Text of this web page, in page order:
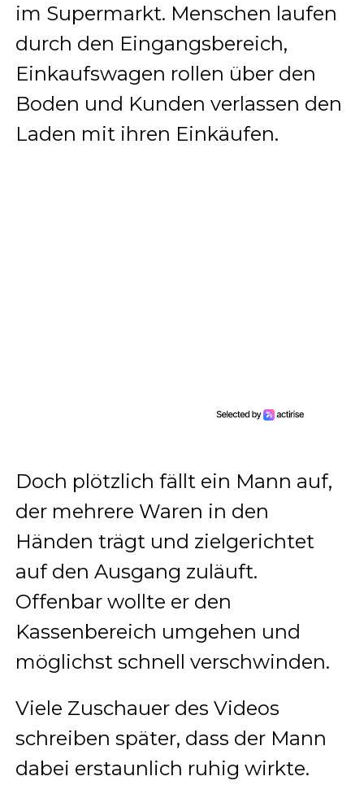
im Supermarkt. Menschen laufen
durch den Eingangsbereich,
Einkaufswagen rollen über den
Boden und Kunden verlassen den
Laden mit ihren Einkäufen.
Doch plötzlich fällt ein Mann auf,
der mehrere Waren in den
Händen trägt und zielgerichtet
auf den Ausgang zuläuft.
Offenbar wollte er den
Kassenbereich umgehen und
möglichst schnell verschwinden.
Viele Zuschauer des Videos
schreiben später, dass der Mann
dabei erstaunlich ruhig wirkte.